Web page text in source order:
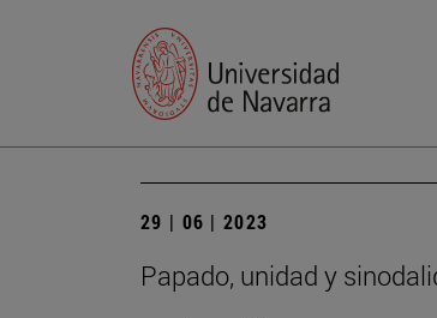
29 | 06 | 2023
Papado, unidad y